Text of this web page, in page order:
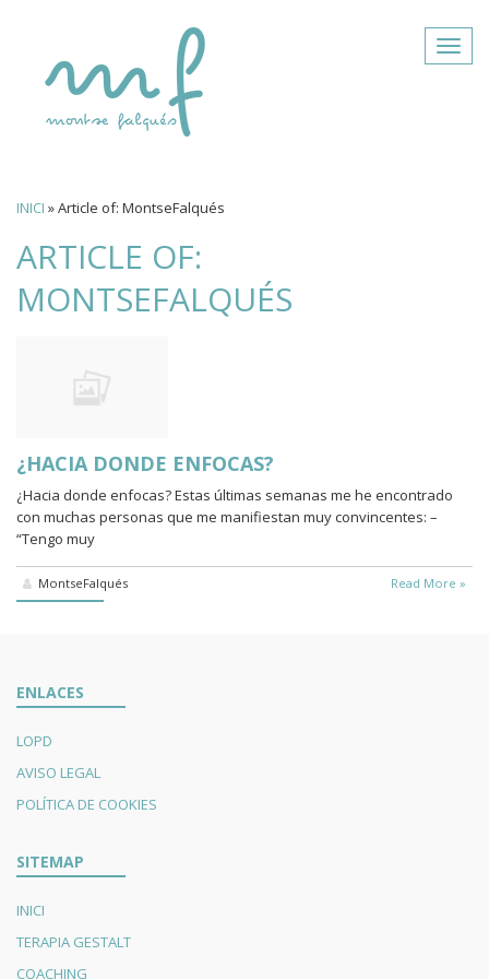
INICI »Article of: MontseFalqués
ARTICLE OF:
MONTSEFALQUÉS
¿HACIA DONDE ENFOCAS?
¿Hacia donde enfocas? Estas últimas semanas me he encontrado
con muchas personas que me manifiestan muy convincentes: –
“Tengo muy
MontseFalqués Read More »
ENLACES
LOPD
AVISO LEGAL
POLÍTICA DE COOKIES
SITEMAP
INICI
TERAPIA GESTALT
COACHING